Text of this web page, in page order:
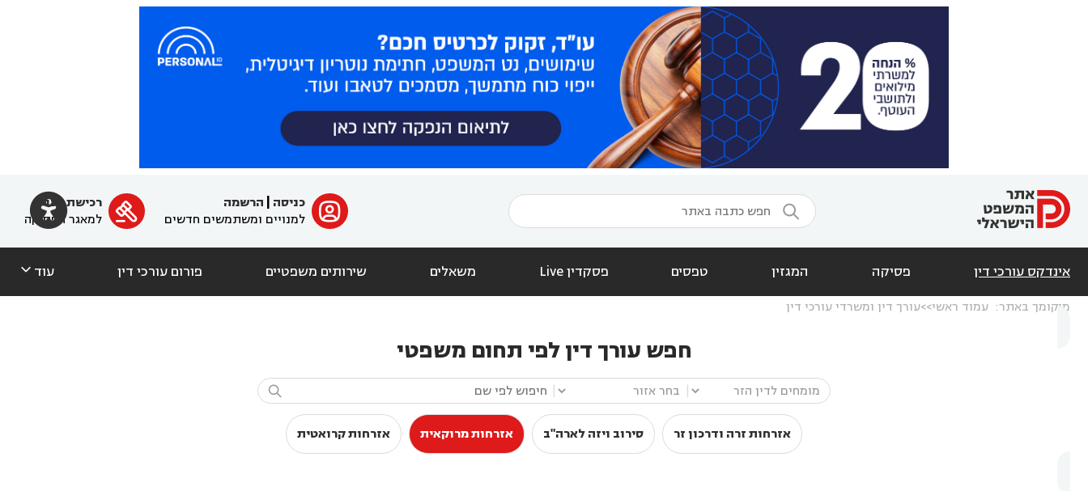
  ﱐ כניסה
הרשמה
למנויים ומשתמשים חדשים

רכישת מנוי
למאגר הפסיקה
אינדקס עורכי דין פסיקה המגזין טפסים פסקדין Live משאלים שירותים משפטיים פורום עורכי דין עוד 
מיקומך באתר: עמוד ראשי עורך דין ומשרדי עורכי דין
חפש עורך דין לפי תחום משפטי

אזרחות זרה ודרכון זר סירוב ויזה לארה"ב אזרחות מרוקאית אזרחות קרואטית